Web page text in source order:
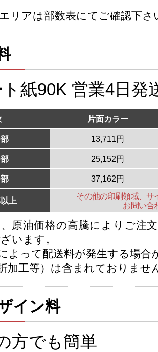
リアは部数表にてご確認下さ
紙90K 営業4日発
片面カラー
13,711円
25,152円
37,162円
上
その他の印刷領域、サ
お問い合
原油価格の高騰によりご注
います。
よって配送料が発生する場合
加工等）は含まれておりませ
イン料
方でも簡単